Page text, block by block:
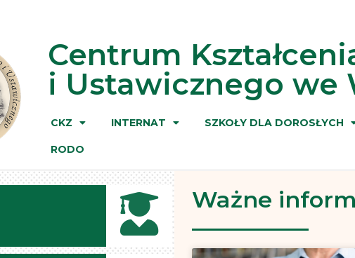
Centrum
i Ustawicznego we
CKZ INTERNAT SZKOŁY DLA DOROSŁYCH
RODO
Ważne